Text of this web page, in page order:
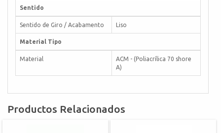
Sentido
Sentido de Giro / Acabamento Liso
Material Tipo
Material
ACM - (Poliacrílica 70 shore
A)
Productos Relacionados